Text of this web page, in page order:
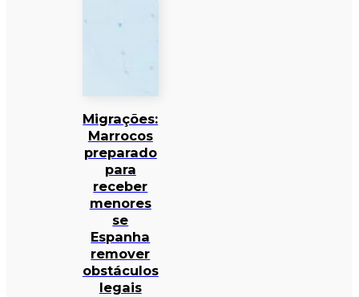
Migrações:
Marrocos
preparado
para
receber
menores
se
Espanha
remover
obstáculos
legais